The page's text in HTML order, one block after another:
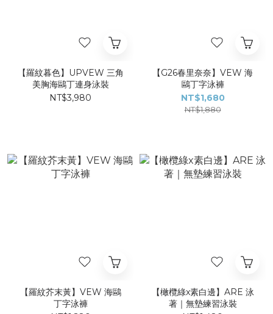
【羅紋暮色】UPVEW 三角
美胸海鷗丁連身泳裝
NT$3,980
【G26春里奈奈】VEW 海
鷗丁字泳褲
NT$1,680
NT$1,880
【羅紋芥末黃】VEW 海鷗
丁字泳褲
【橄欖綠x素白邊】ARE 泳
著｜無墊練習泳裝